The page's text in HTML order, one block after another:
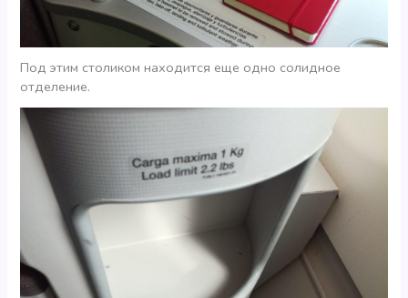
Под этим столиком находится еще одно солидное
отделение.